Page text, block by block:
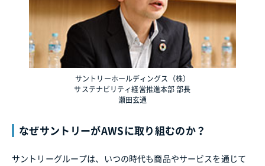
サントリーホールディングス（株）
サステナビリティ経営推進本部 部長
瀬田玄通
なぜサントリーがAWSに取り組むのか？
サントリーグループは、いつの時代も商品やサービスを通じて